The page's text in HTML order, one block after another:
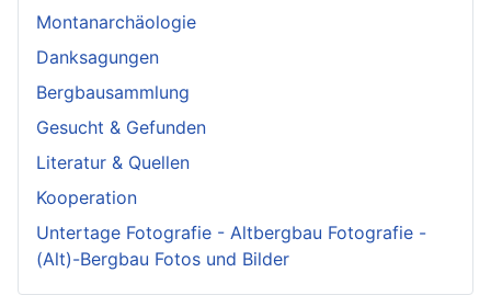
Montanarchäologie
Danksagungen
Bergbausammlung
Gesucht & Gefunden
Literatur & Quellen
Kooperation
Untertage Fotografie - Altbergbau Fotografie -
(Alt)-Bergbau Fotos und Bilder